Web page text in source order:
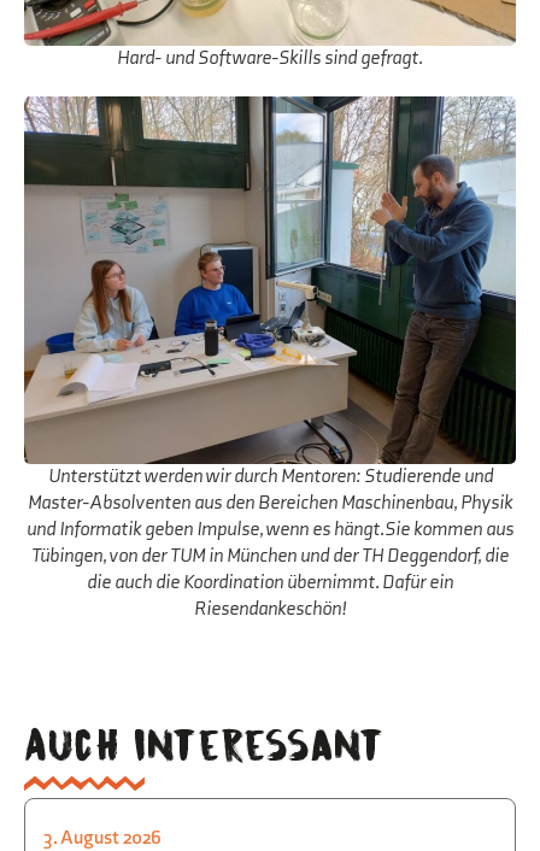
Hard- und Software-Skills sind gefragt.
Unterstützt werden wir durch Mentoren: Studierende und
Master-Absolventen aus den Bereichen Maschinenbau, Physik
und Informatik geben Impulse, wenn es hängt.Sie kommen aus
Tübingen, von der TUM in München und der TH Deggendorf, die
die auch die Koordination übernimmt. Dafür ein
Riesendankeschön!
Auch interessant
3. August 2026